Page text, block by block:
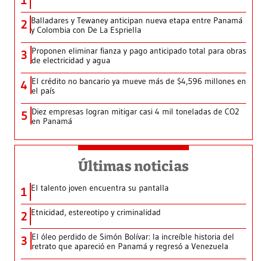
2 Balladares y Tewaney anticipan nueva etapa entre Panamá
y Colombia con De La Espriella
3 Proponen eliminar fianza y pago anticipado total para obras
de electricidad y agua
4 El crédito no bancario ya mueve más de $4,596 millones en
el país
5 Diez empresas logran mitigar casi 4 mil toneladas de CO2
en Panamá
Últimas noticias
1 El talento joven encuentra su pantalla​
2 Etnicidad, estereotipo y criminalidad
3 El óleo perdido de Simón Bolívar: la increíble historia del
retrato que apareció en Panamá y regresó a Venezuela